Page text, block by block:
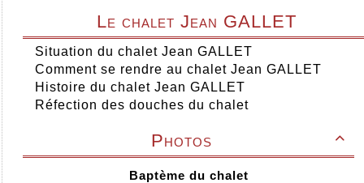
Le chalet Jean GALLET
Situation du chalet Jean GALLET
Comment se rendre au chalet Jean GALLET
Histoire du chalet Jean GALLET
Réfection des douches du chalet

Photos
Baptème du chalet